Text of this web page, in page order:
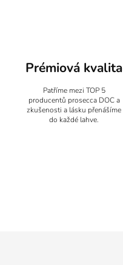
Prémiová kvalita
Patříme mezi TOP 5
producentů prosecca DOC a
zkušenosti a lásku přenášíme
do každé lahve.